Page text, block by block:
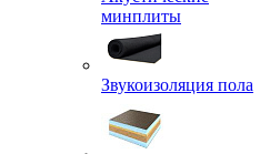
минплиты
Звукоизоляция пола